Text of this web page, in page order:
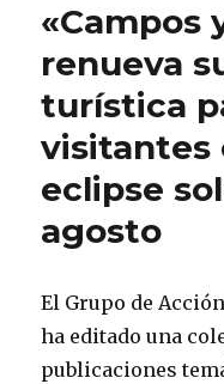
«Campos
renueva
turística
visitantes
eclipse
agosto
El Grupo de
ha editado una
publicaciones